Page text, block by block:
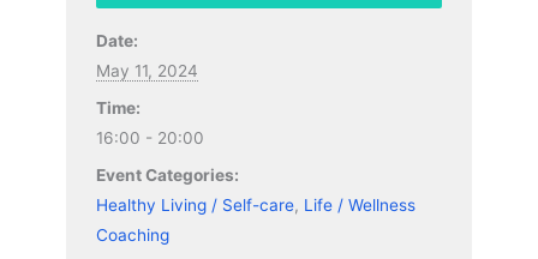
Date:
May 11, 2024
Time:
16:00 - 20:00
Event Categories:
Healthy Living / Self-care, Life / Wellness
Coaching